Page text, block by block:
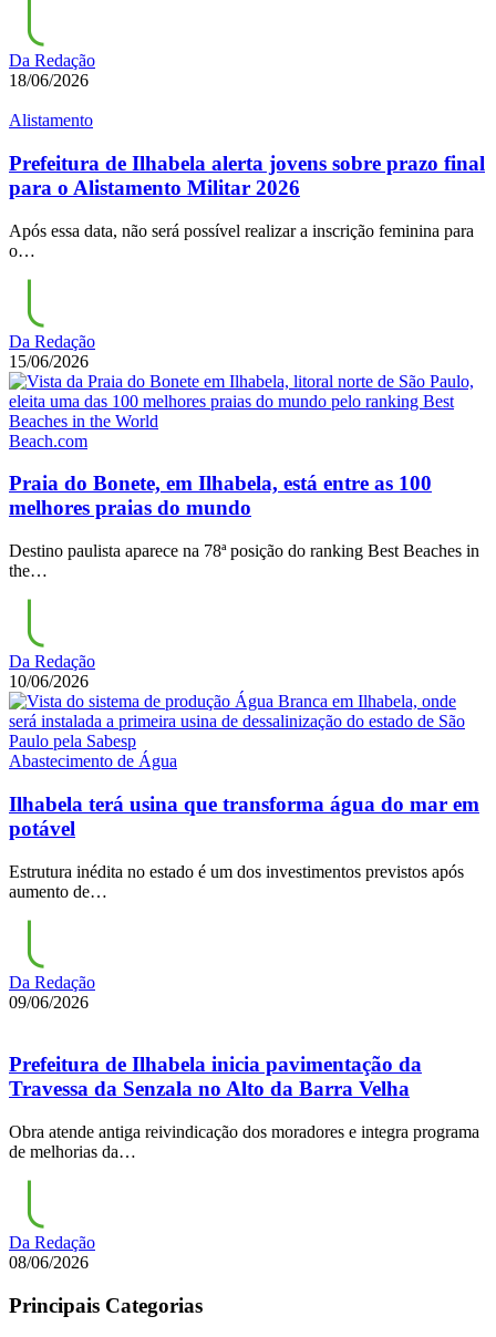
Da Redação
18/06/2026
Alistamento
Prefeitura de Ilhabela alerta jovens sobre prazo final
para o Alistamento Militar 2026
Após essa data, não será possível realizar a inscrição feminina para
o…
Da Redação
15/06/2026
Beach.com
Praia do Bonete, em Ilhabela, está entre as 100
melhores praias do mundo
Destino paulista aparece na 78ª posição do ranking Best Beaches in
the…
Da Redação
10/06/2026
Abastecimento de Água
Ilhabela terá usina que transforma água do mar em
potável
Estrutura inédita no estado é um dos investimentos previstos após
aumento de…
Da Redação
09/06/2026
Prefeitura de Ilhabela inicia pavimentação da
Travessa da Senzala no Alto da Barra Velha
Obra atende antiga reivindicação dos moradores e integra programa
de melhorias da…
Da Redação
08/06/2026
Principais Categorias